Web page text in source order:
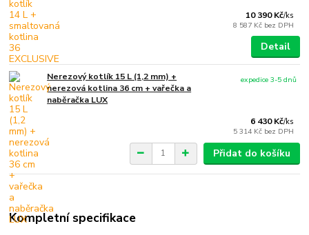
10 390 Kč/ks
8 587 Kč bez DPH
Detail
Nerezový kotlík 15 L (1,2 mm) +
nerezová kotlina 36 cm + vařečka a
naběračka LUX
6 430 Kč/ks
5 314 Kč bez DPH
expedice 3-5 dnů
Přidat do košíku
Kompletní specifikace